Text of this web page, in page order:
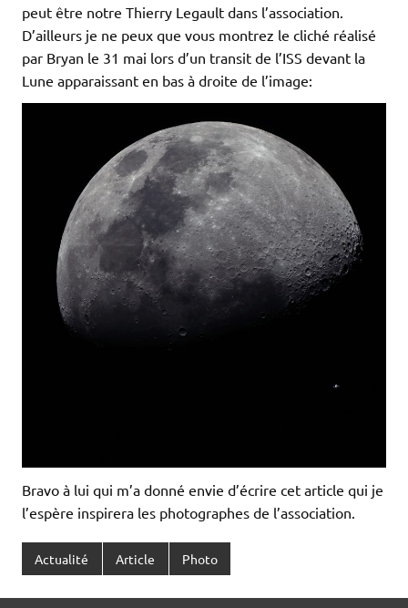
peut être notre Thierry Legault dans l’association.
D’ailleurs je ne peux que vous montrez le cliché réalisé
par Bryan le 31 mai lors d’un transit de l’ISS devant la
Lune apparaissant en bas à droite de l’image:
Bravo à lui qui m’a donné envie d’écrire cet article qui je
l’espère inspirera les photographes de l’association.
Actualité Article Photo